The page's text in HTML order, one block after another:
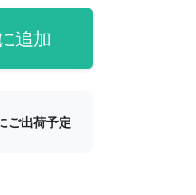
追加
ご出荷予定